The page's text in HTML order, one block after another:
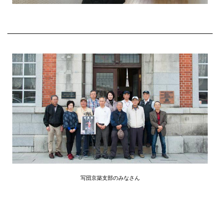
写団京築支部のみなさん